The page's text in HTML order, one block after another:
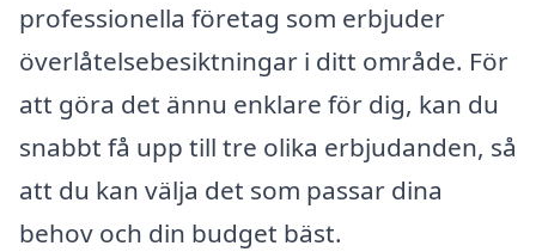
professionella företag som erbjuder
överlåtelsebesiktningar i ditt område. För
att göra det ännu enklare för dig, kan du
snabbt få upp till tre olika erbjudanden, så
att du kan välja det som passar dina
behov och din budget bäst.